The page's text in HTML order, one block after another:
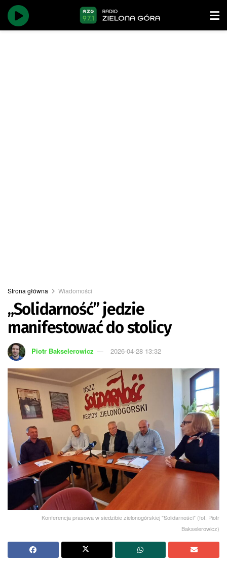
Strona główna Wiadomości
„Solidarność” jedzie
manifestować do stolicy
Piotr Bakselerowicz 2026-04-28 13:32
Konferencja prasowa w siedzibie zielonogórskiej "Solidarności" (fot. Piotr
Bakselerowicz)